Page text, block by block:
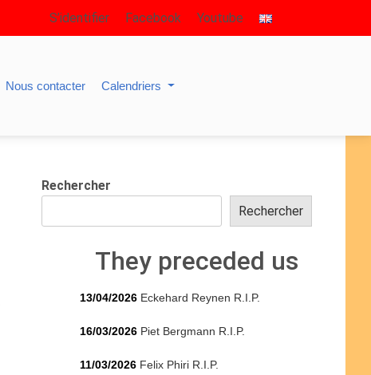
S’identifier Facebook Youtube
Nous contacter Calendriers
Rechercher
Rechercher
They preceded us
13/04/2026 Eckehard Reynen R.I.P.
16/03/2026 Piet Bergmann R.I.P.
11/03/2026 Felix Phiri R.I.P.